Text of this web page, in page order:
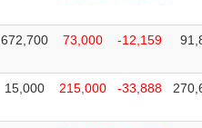
672,700 73,000 -12,159
15,000 215,000 -33,888